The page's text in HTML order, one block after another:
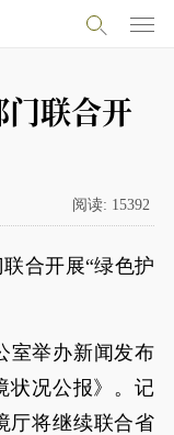
联合开
阅读: 15392
合开展“绿色护
室举办新闻发布
状况公报》。记
厅将继续联合省